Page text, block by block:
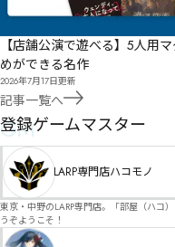
【店舗公演で遊べる】5人用
めができる名作
2026年7月17日更新
記事一覧へ
GM
登録ゲームマスター
LARP専門店ハコモノ
東京・中野のLARP専門店。「部屋（ハコ
うぞようこそ！